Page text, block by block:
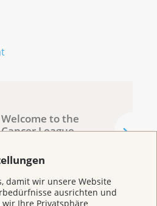
damit wir unsere Website
ausrichten und
Ihre Privatsphäre
Welcome to the
Cancer League